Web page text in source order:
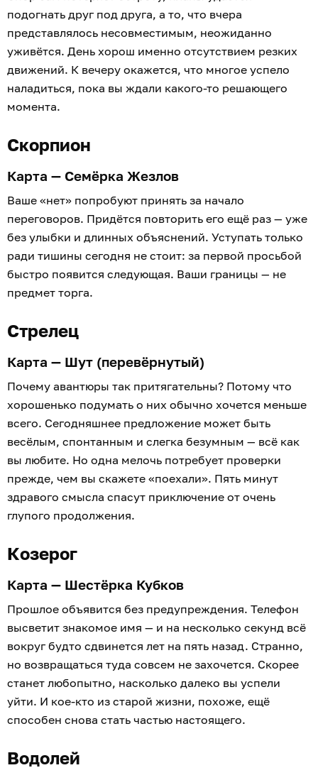
подогнать друг под друга, а то, что вчера
представлялось несовместимым, неожиданно
уживётся. День хорош именно отсутствием резких
движений. К вечеру окажется, что многое успело
наладиться, пока вы ждали какого-то решающего
момента.
Скорпион
Карта — Семёрка Жезлов
Ваше «нет» попробуют принять за начало
переговоров. Придётся повторить его ещё раз — уже
без улыбки и длинных объяснений. Уступать только
ради тишины сегодня не стоит: за первой просьбой
быстро появится следующая. Ваши границы — не
предмет торга.
Стрелец
Карта — Шут (перевёрнутый)
Почему авантюры так притягательны? Потому что
хорошенько подумать о них обычно хочется меньше
всего. Сегодняшнее предложение может быть
весёлым, спонтанным и слегка безумным — всё как
вы любите. Но одна мелочь потребует проверки
прежде, чем вы скажете «поехали». Пять минут
здравого смысла спасут приключение от очень
глупого продолжения.
Козерог
Карта — Шестёрка Кубков
Прошлое объявится без предупреждения. Телефон
высветит знакомое имя — и на несколько секунд всё
вокруг будто сдвинется лет на пять назад. Странно,
но возвращаться туда совсем не захочется. Скорее
станет любопытно, насколько далеко вы успели
уйти. И кое-кто из старой жизни, похоже, ещё
способен снова стать частью настоящего.
Водолей